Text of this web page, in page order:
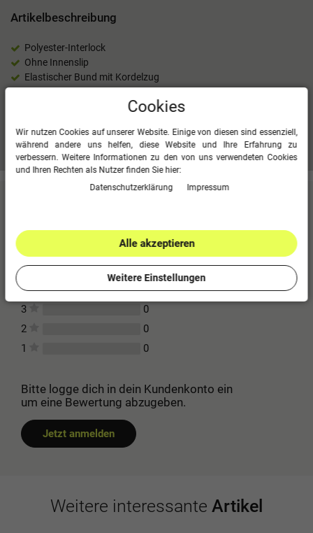
Artikelbeschreibung
Polyester-Interlock
Ohne Innenslip
Elastischer Bund mit Kordelzug
Mehr Informationen zum EU Verantwortlichen »
Für diesen Artikel erfolgte leider noch keine
5
0
4
0
3
0
2
0
1
0
Bitte logge dich in dein Kundenkonto ein
um eine Bewertung abzugeben.
Jetzt anmelden
Weitere interessante Artikel
Cookies
Wir nutzen Cookies auf unserer Website. Einige von diesen sind essenziell,
während andere uns helfen, diese Website und Ihre Erfahrung zu
verbessern. Weitere Informationen zu den von uns verwendeten Cookies
und Ihren Rechten als Nutzer finden Sie hier:
Daten­schutz­erklärung
Impressum
Alle akzeptieren
Weitere Einstellungen